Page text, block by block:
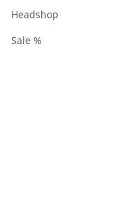
Headshop
Sale %